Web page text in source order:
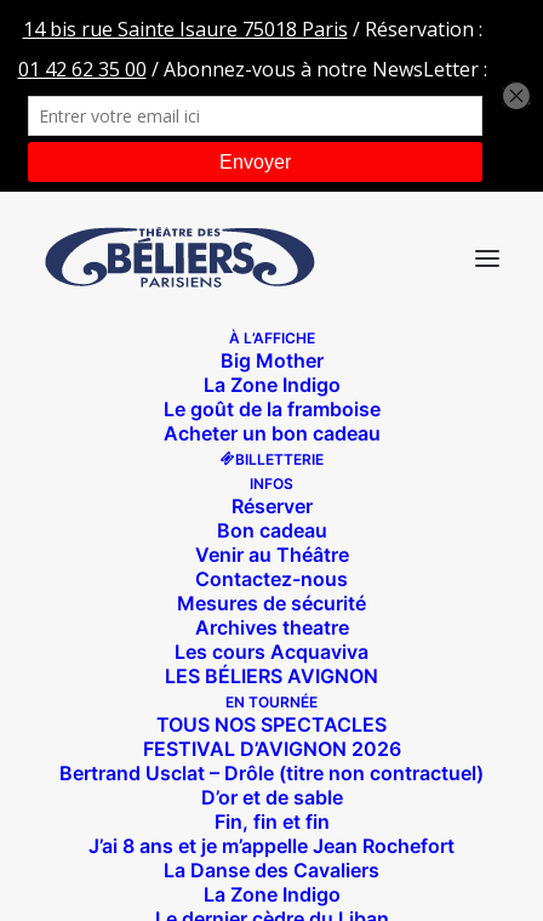
À L’AFFICHE
Big Mother
La Zone Indigo
Le goût de la framboise
Acheter un bon cadeau
BILLETTERIE
INFOS
Réserver
Bon cadeau
Venir au Théâtre
Contactez-nous
Mesures de sécurité
Archives theatre
Les cours Acquaviva
LES BÉLIERS AVIGNON
EN TOURNÉE
TOUS NOS SPECTACLES
FESTIVAL D’AVIGNON 2026
Bertrand Usclat – Drôle (titre non contractuel)
D’or et de sable
Fin, fin et fin
J’ai 8 ans et je m’appelle Jean Rochefort
La Danse des Cavaliers
La Zone Indigo
revue-spectacle
Accueil T.I.N.A revue-spectacle
Suivez nous !